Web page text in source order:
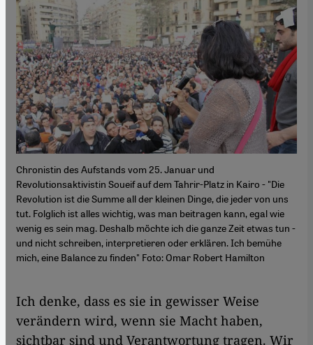
Chronistin des Aufstands vom 25. Januar und
Revolutionsaktivistin Soueif auf dem Tahrir-Platz in Kairo - "Die
Revolution ist die Summe all der kleinen Dinge, die jeder von uns
tut. Folglich ist alles wichtig, was man beitragen kann, egal wie
wenig es sein mag. Deshalb möchte ich die ganze Zeit etwas tun -
und nicht schreiben, interpretieren oder erklären. Ich bemühe
mich, eine Balance zu finden" Foto: Omar Robert Hamilton
​​Ich denke, dass es sie in gewisser Weise
verändern wird, wenn sie Macht haben,
sichtbar sind und Verantwortung tragen. Wir